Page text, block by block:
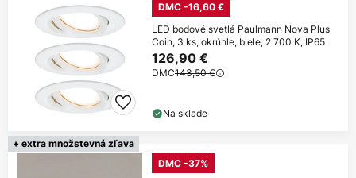
DMC -16,60 €
LED bodové svetlá Paulmann Nova Plus
Coin, 3 ks, okrúhle, biele, 2 700 K, IP65
126,90 €
DMC143,50 €
Na sklade
+ extra množstevná zľava
DMC -37%